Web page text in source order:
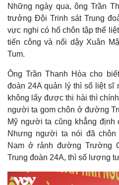
Những ngày qua, ông Trần
trưởng Đội Trinh sát Trung
vực nghi có hố chôn tập thể
tiến công và nổi dậy Xuân
Tum.
Ông Trần Thanh Hòa cho
đoàn 24A quản lý thì số liệt
không lấy được thi hài thì
người ta gom chôn ở đường
Mỹ người ta cũng khẳng định
Nhưng người ta nói đã chôn
Nam ở rảnh đường Trường
Trung đoàn 24A, thì số lượng